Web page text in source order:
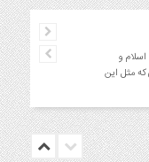
و
مثل این